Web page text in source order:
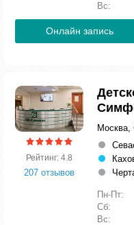
Вс:
Онлайн запись
Рейтинг: 4.8
207 отзывов
Москва,
Пн-Пт:
Сб:
Вс: